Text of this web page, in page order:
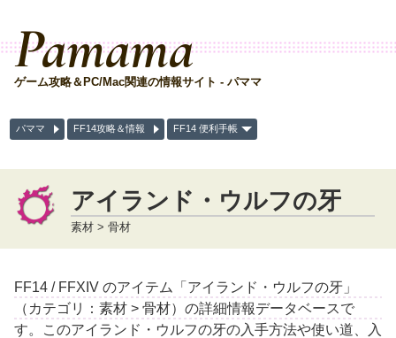
Pamama
ゲーム攻略＆PC/Mac関連の情報サイト - パママ
パママ FF14攻略＆情報 FF14 便利手帳
アイランド・ウルフの牙
素材 > 骨材
FF14 / FFXIV のアイテム「アイランド・ウルフの牙」
（カテゴリ：素材 > 骨材）の詳細情報データベースで
す。このアイランド・ウルフの牙の入手方法や使い道、入